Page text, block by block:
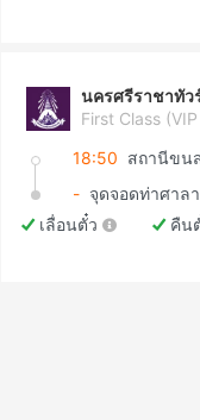
นครศรีราชาทัว
First Class
18:50
- จุดจอดท่าศาล
เลื่อนตั๋ว
คืน